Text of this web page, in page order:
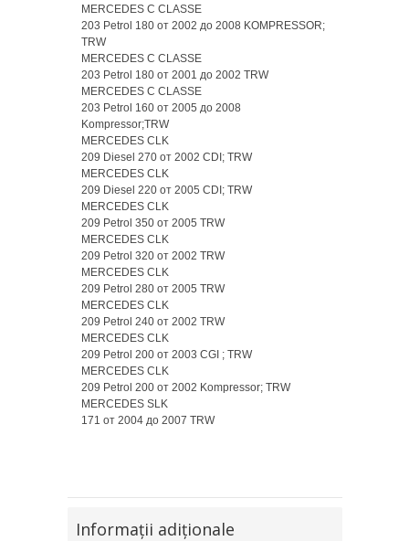
MERCEDES C CLASSE
203 Petrol 180 от 2002 до 2008 KOMPRESSOR;
TRW
MERCEDES C CLASSE
203 Petrol 180 от 2001 до 2002 TRW
MERCEDES C CLASSE
203 Petrol 160 от 2005 до 2008
Kompressor;TRW
MERCEDES CLK
209 Diesel 270 от 2002 CDI; TRW
MERCEDES CLK
209 Diesel 220 от 2005 CDI; TRW
MERCEDES CLK
209 Petrol 350 от 2005 TRW
MERCEDES CLK
209 Petrol 320 от 2002 TRW
MERCEDES CLK
209 Petrol 280 от 2005 TRW
MERCEDES CLK
209 Petrol 240 от 2002 TRW
MERCEDES CLK
209 Petrol 200 от 2003 CGI ; TRW
MERCEDES CLK
209 Petrol 200 от 2002 Kompressor; TRW
MERCEDES SLK
171 от 2004 до 2007 TRW
Informaţii adiţionale